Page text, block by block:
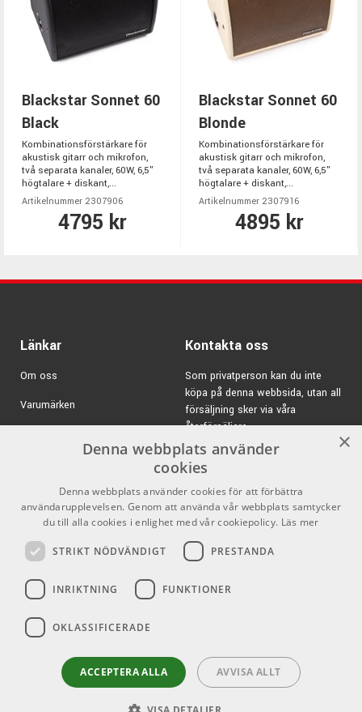
Blackstar Sonnet 60
Black
Kombinationsförstärkare för
akustisk gitarr och mikrofon,
två separata kanaler, 60W, 6,5"
högtalare + diskant,...
Artikelnummer 2307906
4795 kr
Blackstar Sonnet 60
Blonde
Kombinationsförstärkare för
akustisk gitarr och mikrofon,
två separata kanaler, 60W, 6,5"
högtalare + diskant,...
Artikelnummer 2307916
4895 kr
Länkar
Om oss
Varumärken
Försäljningsvillkor
Inlogg för återförsäljare
Kontakta oss
Som privatperson kan du inte
köpa på denna webbsida, utan all
försäljning sker via våra
återförsäljare.
E-post:info@emnordic.se
Youtube
×
Denna webbplats använder
cookies
Denna webbplats använder cookies för att förbättra
användarupplevelsen. Genom att använda vår webbplats samtycker
du till alla cookies i enlighet med vår cookiepolicy. Läs mer
STRIKT NÖDVÄNDIGT PRESTANDA
INRIKTNING FUNKTIONER
OKLASSIFICERADE
ACCEPTERA ALLA AVVISA ALLT